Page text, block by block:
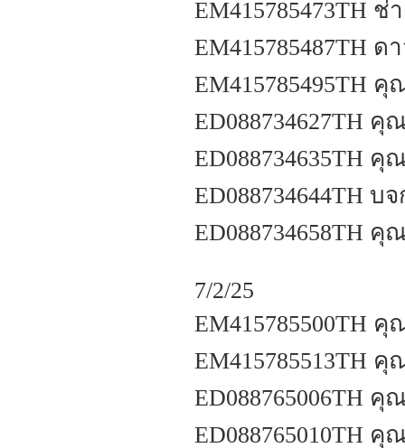
EM415785473TH ช่
EM415785487TH
EM415785495TH
ED088734627TH
ED088734635TH
ED088734644TH บ
ED088734658TH
7/2/25
EM415785500TH
EM415785513TH
ED088765006TH
ED088765010TH